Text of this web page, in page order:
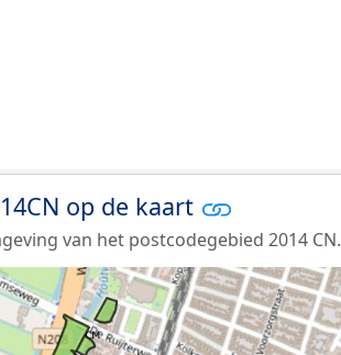
op de kaart
van het postcodegebied 2014 CN.